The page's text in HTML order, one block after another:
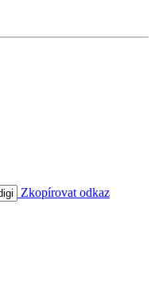
Zkopírovat odkaz